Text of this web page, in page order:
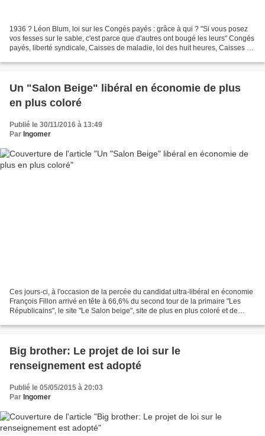
1936 ? Léon Blum, loi sur les Congés payés : grâce à qui ? "Si vous posez
vos fesses sur le sable, c'est parce que d'autres ont bougé les leurs" Congés
payés, liberté syndicale, Caisses de maladie, loi des huit heures, Caisses de
Un "Salon Beige" libéral en économie de plus
en plus coloré
Publié le 30/11/2016 à 13:49
Par Ingomer
Ces jours-ci, à l'occasion de la percée du candidat ultra-libéral en économie
François Fillon arrivé en tête à 66,6% du second tour de la primaire "Les
Républicains", le site "Le Salon beige", site de plus en plus coloré et de
Big brother: Le projet de loi sur le
renseignement est adopté
Publié le 05/05/2015 à 20:03
Par Ingomer